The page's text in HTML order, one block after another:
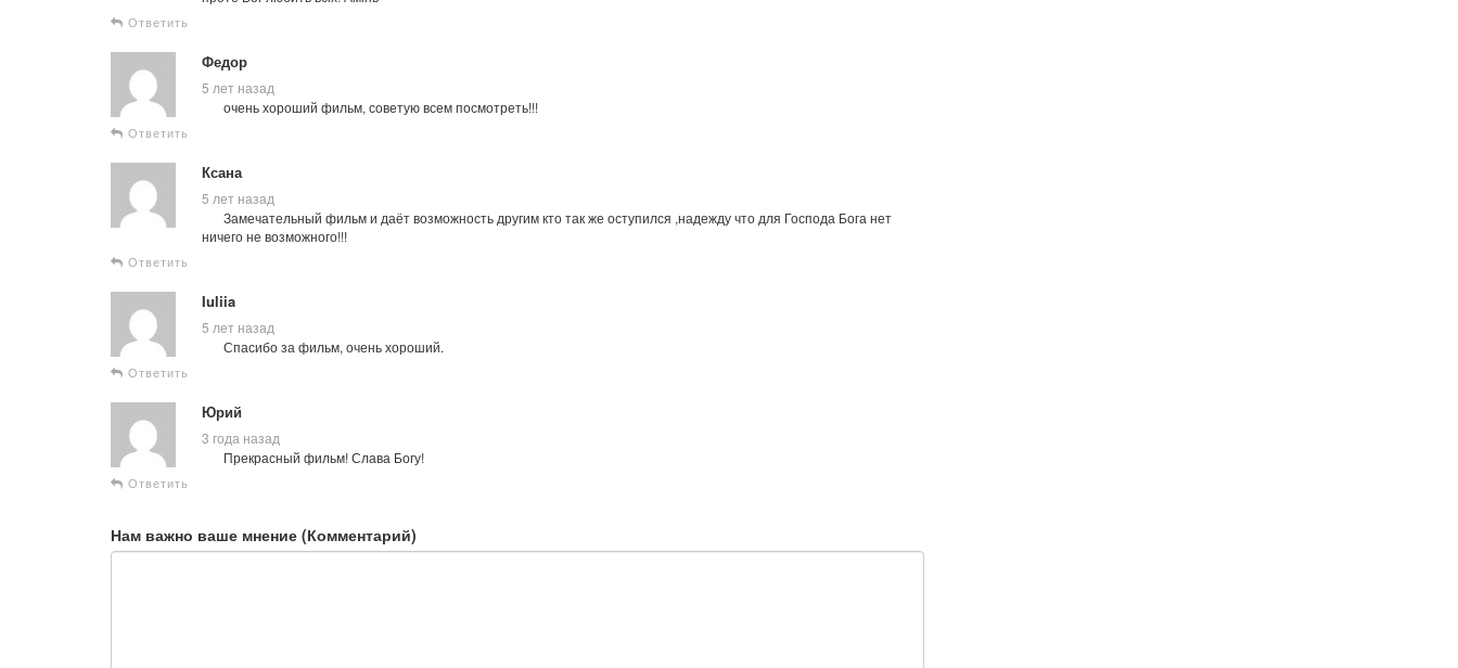
Ответить
Федор
5 лет назад
очень хороший фильм, советую всем посмотреть!!!
Ответить
Ксана
5 лет назад
Замечательный фильм и даёт возможность другим кто так же оступился ,надежду что для Господа Бога нет
ничего не возможного!!!
Ответить
Iuliia
5 лет назад
Спасибо за фильм, очень хороший.
Ответить
Юрий
3 года назад
Прекрасный фильм! Слава Богу!
Ответить
Нам важно ваше мнение (Комментарий)